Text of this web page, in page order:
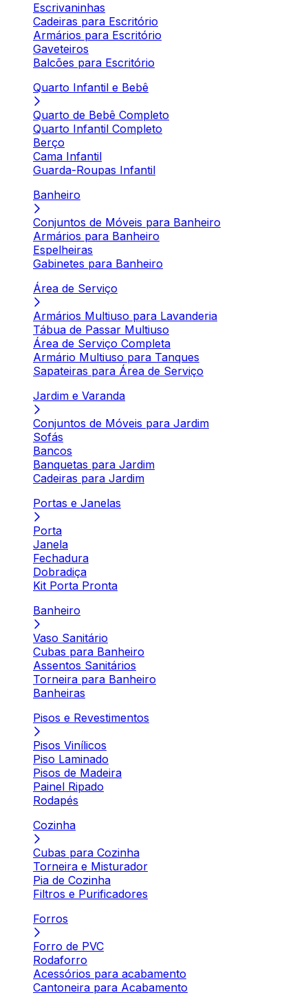
Escrivaninhas
Cadeiras para Escritório
Armários para Escritório
Gaveteiros
Balcões para Escritório
Quarto Infantil e Bebê
Quarto de Bebê Completo
Quarto Infantil Completo
Berço
Cama Infantil
Guarda-Roupas Infantil
Banheiro
Conjuntos de Móveis para Banheiro
Armários para Banheiro
Espelheiras
Gabinetes para Banheiro
Área de Serviço
Armários Multiuso para Lavanderia
Tábua de Passar Multiuso
Área de Serviço Completa
Armário Multiuso para Tanques
Sapateiras para Área de Serviço
Jardim e Varanda
Conjuntos de Móveis para Jardim
Sofás
Bancos
Banquetas para Jardim
Cadeiras para Jardim
Portas e Janelas
Porta
Janela
Fechadura
Dobradiça
Kit Porta Pronta
Banheiro
Vaso Sanitário
Cubas para Banheiro
Assentos Sanitários
Torneira para Banheiro
Banheiras
Pisos e Revestimentos
Pisos Vinílicos
Piso Laminado
Pisos de Madeira
Painel Ripado
Rodapés
Cozinha
Cubas para Cozinha
Torneira e Misturador
Pia de Cozinha
Filtros e Purificadores
Forros
Forro de PVC
Rodaforro
Acessórios para acabamento
Cantoneira para Acabamento